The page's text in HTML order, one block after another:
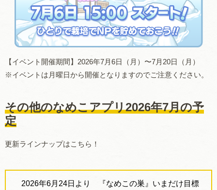
【イベント開催期間】 2026年7月6日（月）〜7月 20日（月）
※イベントは月曜日から開催となりますのでご注意ください。
その他のなめこアプリ2026年7月の予
定
更新ラインナップはこちら！
2026年6月24日より
『なめこの巣』いまだけ目標